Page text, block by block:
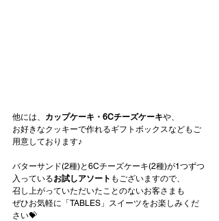
他には、 カップケーキ・6Cチーズケーキや、
お好きなクッキーで作れるギフトボックスなどもご
用意しております♪
バターサンド(2種)と6Cチーズケーキ(2種)が1つずつ
入っているお試しアソート もございますので、
召し上がっていただいたことのないお客さまも
ぜひお気軽に「TABLES」スイーツをお楽しみくだ
さい💝